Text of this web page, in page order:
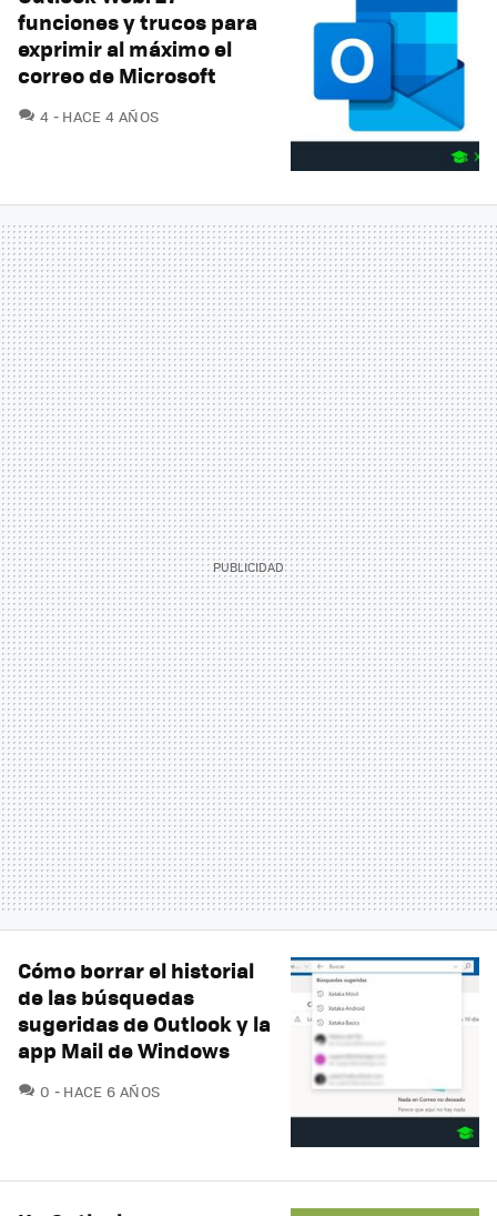
funciones y trucos para
exprimir al máximo el
correo de Microsoft
4 COMENTARIOS
HACE 4 AÑOS
Cómo borrar el historial
de las búsquedas
sugeridas de Outlook y la
app Mail de Windows
0 COMENTARIOS
HACE 6 AÑOS